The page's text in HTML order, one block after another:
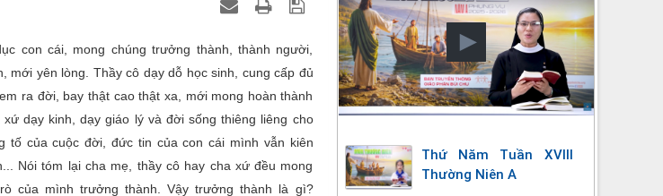
con cái, mong chúng trưởng thành, thành người,
mới yên lòng. Thầy cô dạy dỗ học sinh, cung cấp đủ
ra đời, bay thật cao thật xa, mới mong hoàn thành
dạy kinh, dạy giáo lý và đời sống thiêng liêng cho
tố của cuộc đời, đức tin của con cái mình vẫn kiên
Nói tóm lại cha mẹ, thầy cô hay cha xứ đều mong
của mình trưởng thành. Vậy trưởng thành là gì?
Thứ Năm Tuần XVIII
Thường Niên A